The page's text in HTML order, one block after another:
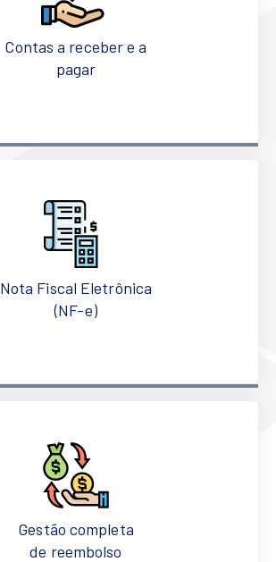
Contas a receber e a
pagar
Nota Fiscal Eletrônica
(NF-e)
Gestão completa
de reembolso